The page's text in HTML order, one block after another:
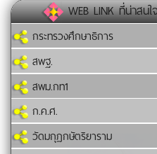
WEB LINK ที่น่าสนใ
กระทรวงศึกษาธิการ
สพฐ.
สพม.กท1
ก.ค.ศ.
วัดมกุฏกษัตริยาราม